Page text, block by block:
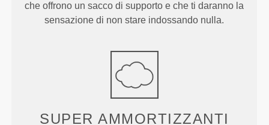
che offrono un sacco di supporto e che ti daranno la
sensazione di non stare indossando nulla.
SUPERAMMORTIZZANTI